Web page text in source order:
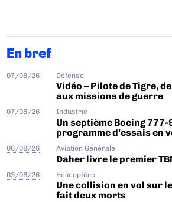
En bref
07/08/26 Défense
Vidéo – Pilote de Tigre,
aux missions de guerre
07/08/26 Industrie
Un septième Boeing
programme d’essais en
06/08/26 Aviation Générale
Daher livre le premier
03/08/26 Hélicoptère
Une collision en vol sur
fait deux morts